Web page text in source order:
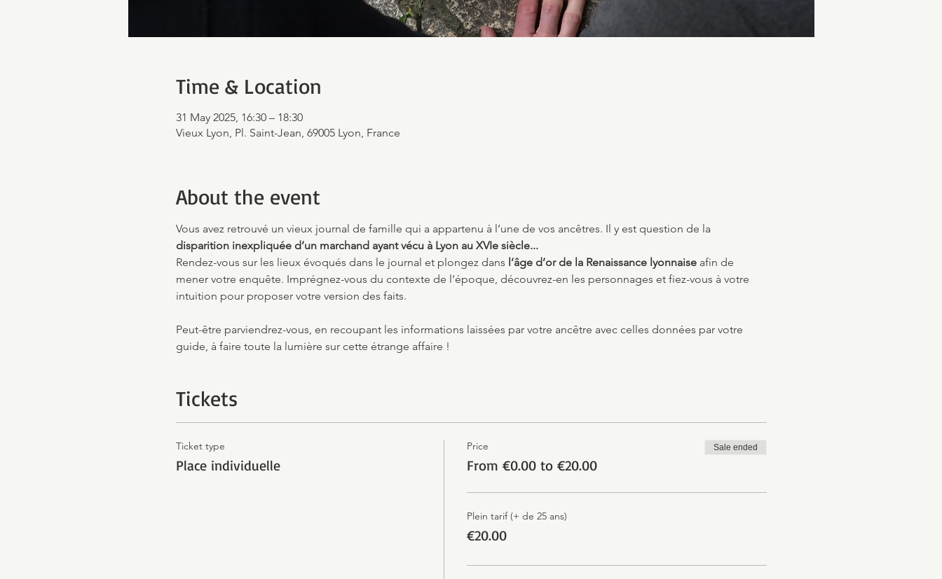
Time & Location
31 May 2025, 16:30 – 18:30
Vieux Lyon, Pl. Saint-Jean, 69005 Lyon, France
About the event
Vous avez retrouvé un vieux journal de famille qui a appartenu à l’une de vos ancêtres. Il y est question de la
disparition inexpliquée d’un marchand ayant vécu à Lyon au XVIe siècle...
Rendez-vous sur les lieux évoqués dans le journal et plongez dans l’âge d’or de la Renaissance lyonnaise afin de
mener votre enquête. Imprégnez-vous du contexte de l’époque, découvrez-en les personnages et fiez-vous à votre
intuition pour proposer votre version des faits.
Peut-être parviendrez-vous, en recoupant les informations laissées par votre ancêtre avec celles données par votre
guide, à faire toute la lumière sur cette étrange affaire !
Tickets
Ticket type
Place individuelle
Price
From €0.00 to €20.00
Sale ended
Plein tarif (+ de 25 ans)
€20.00